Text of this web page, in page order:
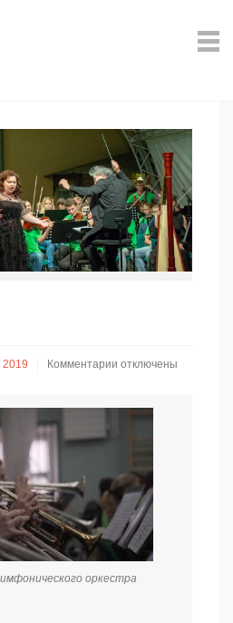
Комментарии котключены
оркестра